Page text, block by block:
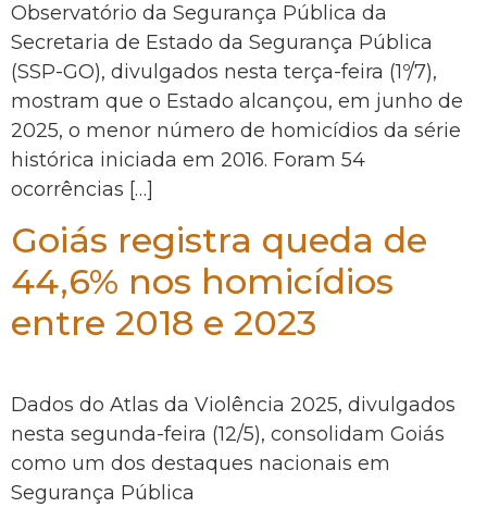
Observatório da Segurança Pública da
Secretaria de Estado da Segurança Pública
(SSP-GO), divulgados nesta terça-feira (1º/7),
mostram que o Estado alcançou, em junho de
2025, o menor número de homicídios da série
histórica iniciada em 2016. Foram 54
ocorrências […]
Goiás registra queda de
44,6% nos homicídios
entre 2018 e 2023
Dados do Atlas da Violência 2025, divulgados
nesta segunda-feira (12/5), consolidam Goiás
como um dos destaques nacionais em
Segurança Pública